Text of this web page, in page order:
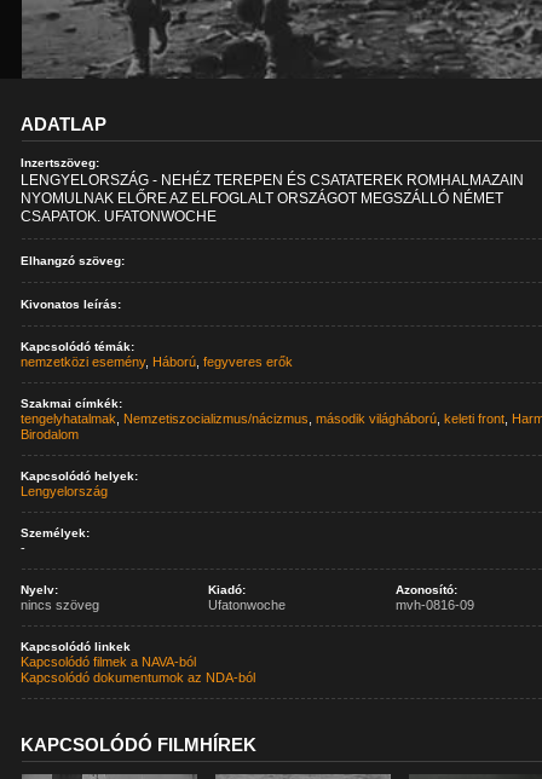
ADATLAP
Inzertszöveg:
LENGYELORSZÁG - NEHÉZ TEREPEN ÉS CSATATEREK ROMHALMAZAIN
NYOMULNAK ELŐRE AZ ELFOGLALT ORSZÁGOT MEGSZÁLLÓ NÉMET
CSAPATOK. UFATONWOCHE
Elhangzó szöveg:
Kivonatos leírás:
Kapcsolódó témák:
nemzetközi esemény, Háború ,fegyveres erők
Szakmai címkék:
tengelyhatalmak Nemzetiszocializmus/nácizmus ,második világháború ,keleti front
Birodalom
Kapcsolódó helyek:
Lengyelország
Személyek:
-
Nyelv:
nincs szöveg
Kiadó:
Ufatonwoche
Azonosító:
mvh-0816-09
Kapcsolódó linkek
Kapcsolódó filmek a NAVA-ból
Kapcsolódó dokumentumok az NDA-ból
KAPCSOLÓDÓ FILMHÍREK